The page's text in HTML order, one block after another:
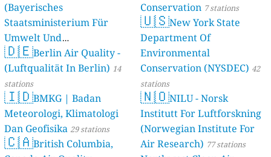
(Bayerisches
Staatsministerium Für
Umwelt Und
Verbraucherschutz) - LfU
46 stations
🇩🇪Berlin Air Quality -
(Luftqualität In Berlin) 14
stations
🇮🇩BMKG | Badan
Meteorologi, Klimatologi
Dan Geofisika 29 stations
🇨🇦British Columbia,
Conservation 7 stations
🇺🇸New York State
Department Of
Environmental
Conservation (NYSDEC) 42
stations
🇳🇴NILU - Norsk
Institutt For Luftforskning
(Norwegian Institute For
Air Research) 77 stations